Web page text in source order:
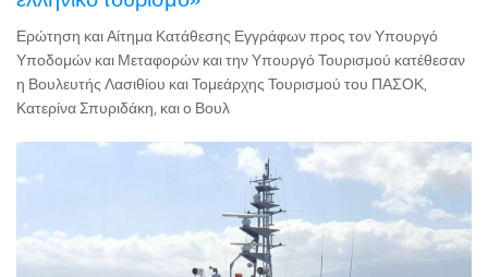
Υποδομών και Μεταφορών και την Υπουργό Τουρισμού κατέθεσαν
η Βουλευτής Λασιθίου και Τομεάρχης Τουρισμού του ΠΑΣΟΚ,
Κατερίνα Σπυριδάκη, και ο Βουλ
Πέμπτη 06.08.2026